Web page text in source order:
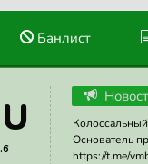
Банлист
Основатель
https://t.me/